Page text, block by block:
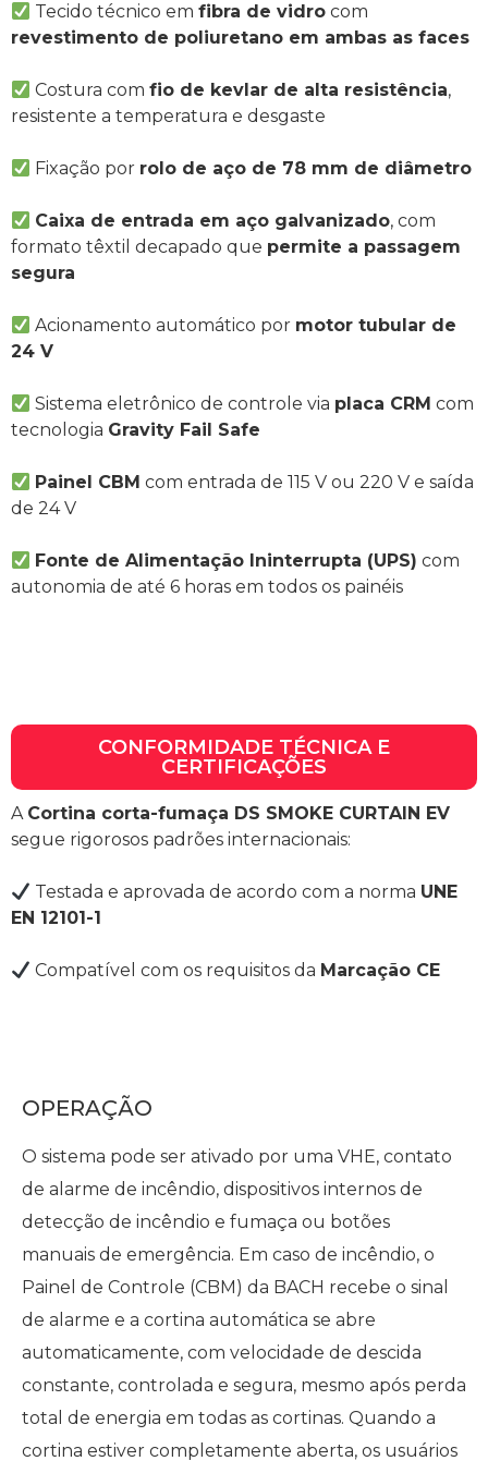
Tecido técnico emfibra de vidro com
revestimento de poliuretano em ambas as faces
Costura comfio de kevlar de alta resistência,
resistente a temperatura e desgaste
Fixação por rolo de aço de 78 mm de diâmetro
Caixa de entrada em aço galvanizado, com
formato têxtil decapado que permite a passagem
segura
Acionamento automático por motor tubular de
24 V
Sistema eletrônico de controle via placa CRM com
tecnologia Gravity Fail Safe
Painel CBM com entrada de 115 V ou 220 V e saída
de 24 V
Fonte de Alimentação Ininterrupta (UPS) com
autonomia de até 6 horas em todos os painéis
CONFORMIDADE TÉCNICA E
CERTIFICAÇÕES
A Cortina corta-fumaça DS SMOKE CURTAIN EV
segue rigorosos padrões internacionais:
Testada e aprovada de acordo com a norma UNE
EN 12101-1
Compatível com os requisitos da Marcação CE
OPERAÇÃO
O sistema pode ser ativado por uma VHE, contato
de alarme de incêndio, dispositivos internos de
detecção de incêndio e fumaça ou botões
manuais de emergência. Em caso de incêndio, o
Painel de Controle (CBM) da BACH recebe o sinal
de alarme e a cortina automática se abre
automaticamente, com velocidade de descida
constante, controlada e segura, mesmo após perda
total de energia em todas as cortinas. Quando a
cortina estiver completamente aberta, os usuários